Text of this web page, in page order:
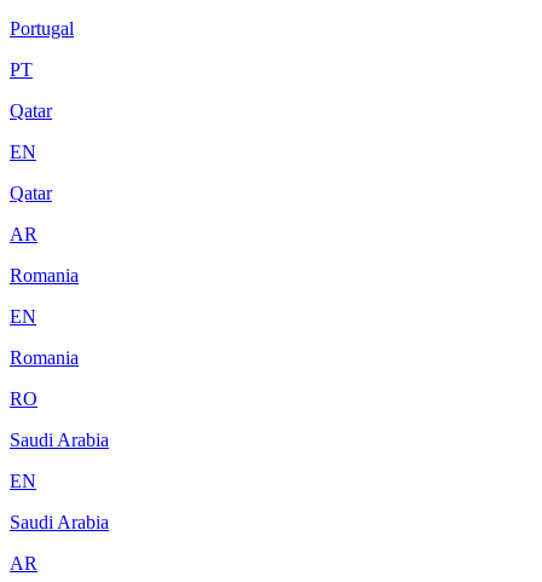
Portugal
PT
Qatar
EN
Qatar
AR
Romania
EN
Romania
RO
Saudi Arabia
EN
Saudi Arabia
AR